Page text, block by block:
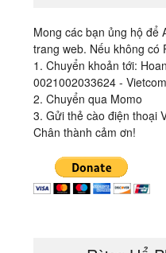
Mong các bạn ủng hộ để
trang web. Nếu không có
1. Chuyển khoản tới:
0021002033624 -
2. Chuyển qua Momo
3. Gửi thẻ cào điện thoại
Chân thành cảm ơn!